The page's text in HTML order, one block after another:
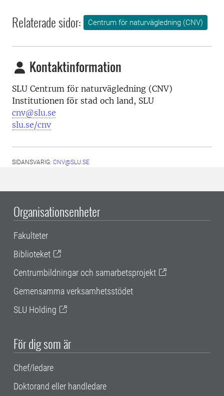
Relaterade sidor: Centrum för naturvägledning (CNV)
Kontaktinformation
SLU Centrum för naturvägledning (CNV)
Institutionen för stad och land, SLU
cnv@slu.se
slu.se/cnv
SIDANSVARIG: CNV@SLU.SE
Organisationsenheter
Fakulteter
Biblioteket
Centrumbildningar och samarbetsprojekt
Gemensamma verksamhetsstödet
SLU Holding
För dig som är
Chef/ledare
Doktorand eller handledare